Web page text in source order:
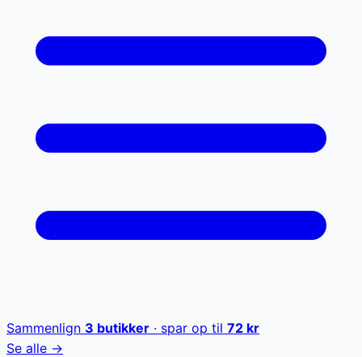
Sammenlign 3 butikker · spar op til 72 kr
Se alle →